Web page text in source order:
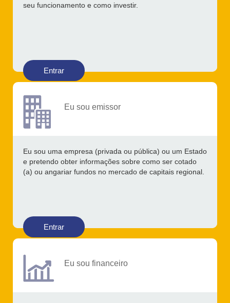
seu funcionamento e como investir.
Entrar
Eu sou emissor
Eu sou uma empresa (privada ou pública) ou um Estado
e pretendo obter informações sobre como ser cotado
(a) ou angariar fundos no mercado de capitais regional.
Entrar
Eu sou financeiro